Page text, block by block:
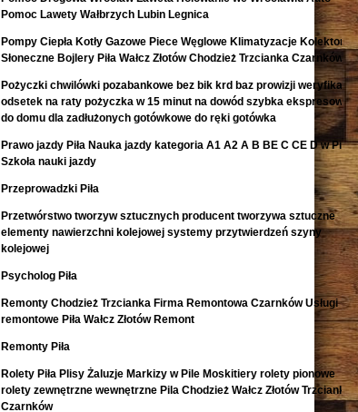
Pomoc Lawety Wałbrzych Lubin Legnica
Pompy Ciepła Kotły Gazowe Piece Węglowe Klimatyzacje Kolektory
Słoneczne Bojlery Piła Wałcz Złotów Chodzież Trzcianka Czarnków
Pożyczki chwilówki pozabankowe bez bik krd baz prowizji weryfikacji
odsetek na raty pożyczka w 15 minut na dowód szybka ekspresowa
do domu dla zadłużonych gotówkowe do ręki gotówka
Prawo jazdy Piła Nauka jazdy kategoria A1 A2 A B BE C CE D‎ w Pile
Szkoła nauki jazdy
Przeprowadzki Piła
Przetwórstwo tworzyw sztucznych producent tworzywa sztuczne
elementy nawierzchni kolejowej systemy przytwierdzeń szyny
kolejowej
Psycholog Piła
Remonty Chodzież Trzcianka Firma Remontowa Czarnków Usługi
remontowe Piła Wałcz Złotów Remont
Remonty Piła
Rolety Piła Plisy Żaluzje Markizy w Pile Moskitiery rolety pionowe
rolety zewnętrzne wewnętrzne Pila Chodzież Wałcz Złotów Trzcianka i
Czarnków